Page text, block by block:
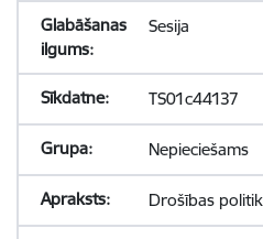
Sesija
TS01c44137
Nepieciešams
Drošības